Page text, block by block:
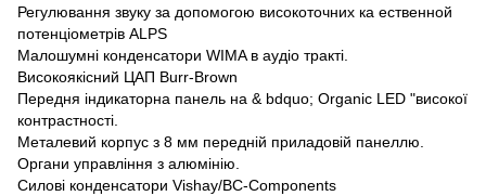
Регулювання звуку за допомогою високоточних ка ественной
потенціометрів ALPS
Малошумні конденсатори WIMA в аудіо тракті.
Високоякісний ЦАП Burr-Brown
Передня індикаторна панель на & bdquo; Organic LED "високої
контрастності.
Металевий корпус з 8 мм передній приладовій панеллю.
Органи управління з алюмінію.
Силові конденсатори Vishay/BC-Components